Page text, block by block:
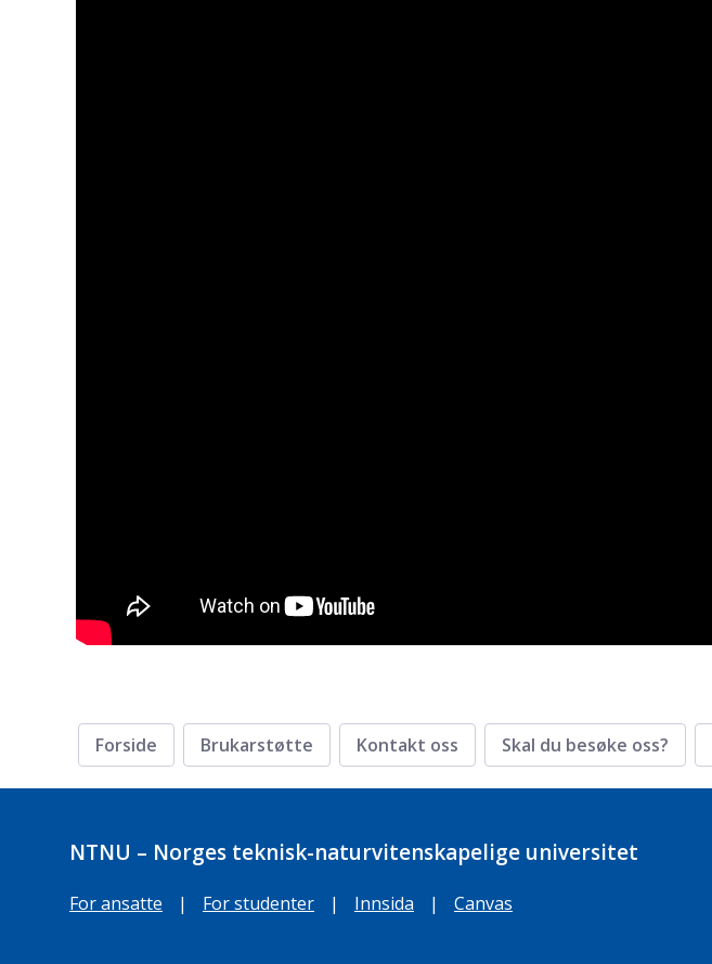
Forside Brukarstøtte Kontakt oss Skal du besøke oss?
NTNU – Norges teknisk-naturvitenskapelige universitet
For ansatte | For studenter | Innsida | Canvas